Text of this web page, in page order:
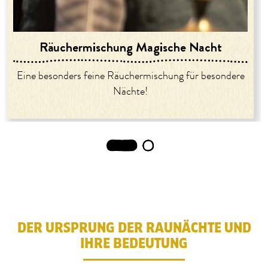
Räuchermischung Magische Nacht
Eine besonders feine Räuchermischung für besondere
Nächte!
2
DER URSPRUNG DER RAUNÄCHTE UND
IHRE BEDEUTUNG